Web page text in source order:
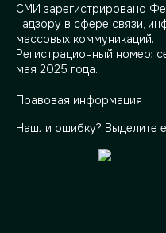
СМИ зарегистрировано
надзору в сфере связи,
массовых коммуникаций.
Регистрационный номер:
мая 2025 года.
Правовая информация
Нашли ошибку? Выделите